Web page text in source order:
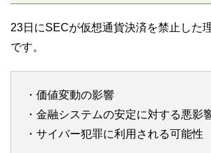
23日にSECが仮想通貨決済を禁止した
です。
・価値変動の影響
・金融システムの安定に対する悪影
・サイバー犯罪に利用される可能性